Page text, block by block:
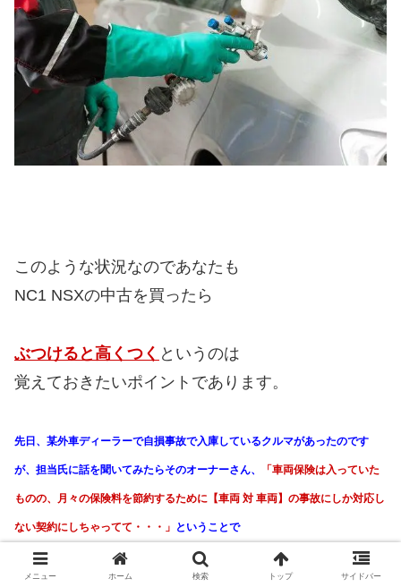
このような状況なのであなたも
NC1 NSXの中古を買ったら
ぶつけると高くつく というのは
覚えておきたいポイントであります。
先日、某外車ディーラーで自損事故で入庫しているクルマがあったのです
が、担当氏に話を聞いてみたらそのオーナーさん、 「車両保険は入っていた
ものの、月々の保険料を節約するために【車両 対 車両】の事故にしか対応し
ない契約にしちゃってて・・・」 ということで
メニュー ホーム 検索 トップ サイドバー